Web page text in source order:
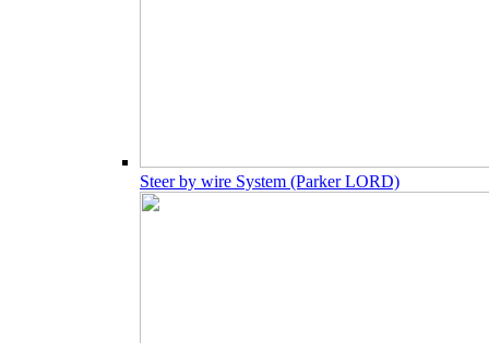
Steer by wire System (Parker LORD)